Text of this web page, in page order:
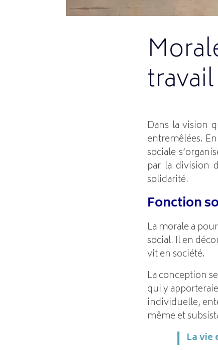
Dans la vision
entremêlées.
sociale
par la division
solidarité.
Fonction
La morale a
social. Il en
vit en société.
La conception
qui y
individuelle,
même et
La vie